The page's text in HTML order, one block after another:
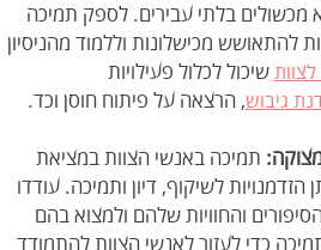
מכשולים בלתי עבירים. לספק תמיכה
להתאושש מכישלונות וללמוד מהניסיון
שיכול לכלול פעילויות
גיבוש, הרצאה על פיתוח חוסן וכד.
תמיכה באנשי הצוות במציאת
לשיקוף, דיון ותמיכה. עודדו
והחוויות שלהם ולמצוא בהם
כדי לעזור לאנשי הצוות להתמודד